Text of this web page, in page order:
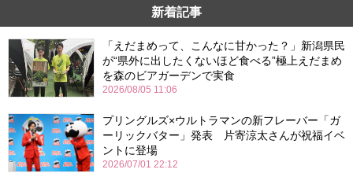
新着記事
「えだまめって、こんなに甘かった？」新潟県民
が“県外に出したくないほど食べる”極上えだまめ
を森のビアガーデンで実食
2026/08/05 11:06
プリングルズ×ウルトラマンの新フレーバー「ガ
ーリックバター」発表 片寄涼太さんが祝福イベ
ントに登場
2026/07/01 22:12